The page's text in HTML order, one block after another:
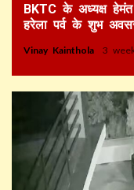
BKTC के अध्यक्ष
हरेला पर्व के शुभ अवसर
Vinay Kainthola 3